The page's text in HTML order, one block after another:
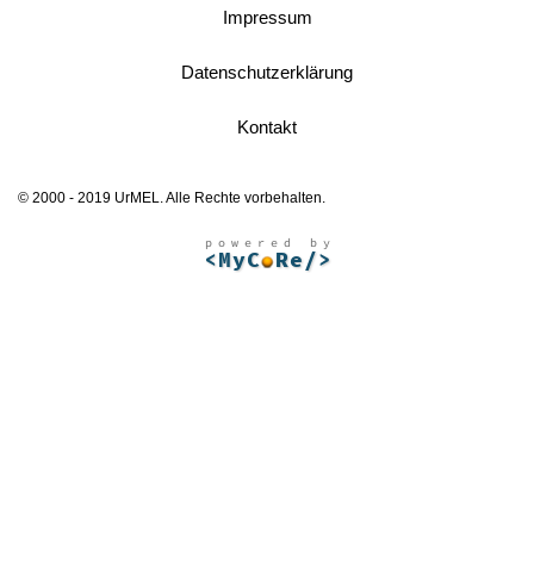
Impressum
Datenschutzerklärung
Kontakt
© 2000 - 2019 UrMEL. Alle Rechte vorbehalten.